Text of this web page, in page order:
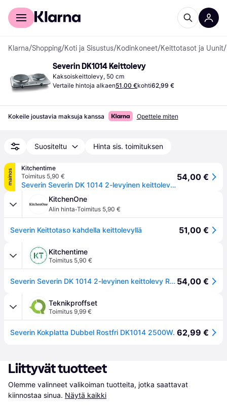
Kuluttajille
Klarna/Shopping/Koti ja Sisustus/Kodinkoneet/Keittotasot ja Uunit/
Severin DK1014 Keittolevy
Kaksoiskeittolevy, 50 cm
Vertaile hintoja alkaen51,00 €kohti62,99 €
Kokeile joustavia maksuja kanssa Opettele miten
Suositeltu Hinta sis. toimituksen
mainos
Kitchentime
Toimitus 5,90 €
Severin Severin DK 1014 2-levyinen keittolevy Ruostumaton teräs
54,00 €
KitchenOne
Alin hinta·Toimitus 5,90 €
Severin Keittotaso kahdella keittolevyllä 51,00 €
Kitchentime
Toimitus 5,90 €
Severin Severin DK 1014 2-levyinen keittolevy Ruostumaton teräs 54,00 €
Teknikproffset
Toimitus 9,99 €
Severin Kokplatta Dubbel Rostfri DK1014 2500W. 62,99 €
Liittyvät tuotteet
Olemme valinneet valikoiman tuotteita, jotka saattavat
kiinnostaa sinua. Näytä kaikki